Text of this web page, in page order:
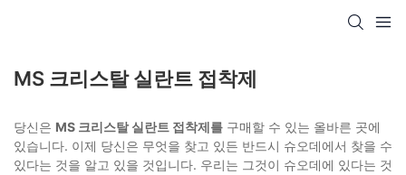
MS 크리스탈 실란트 접착제
당신은 MS 크리스탈 실란트 접착제를 구매할 수 있는 올바른 곳에
있습니다. 이제 당신은 무엇을 찾고 있든 반드시 슈오데에서 찾을 수
있다는 것을 알고 있을 것입니다. 우리는 그것이 슈오데에 있다는 것